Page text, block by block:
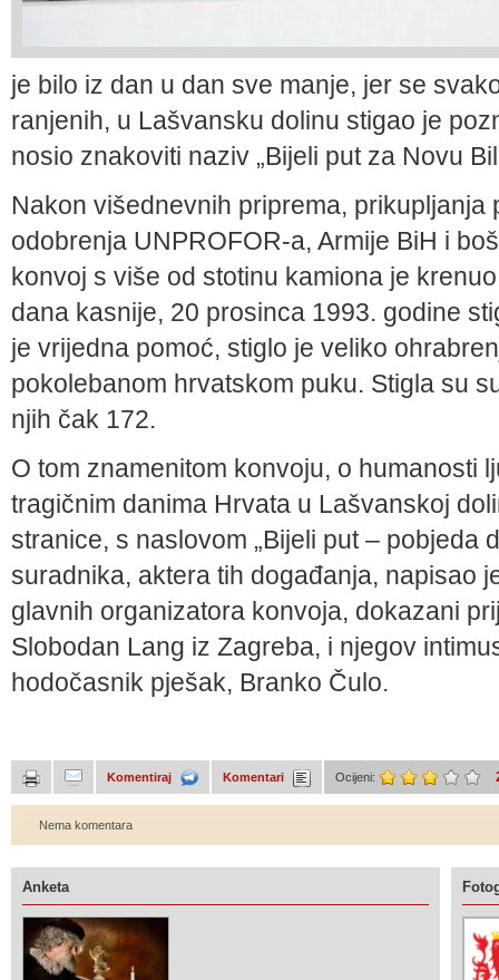
je bilo iz dan u dan sve manje, jer se
ranjenih, u Lašvansku dolinu stigao je
nosio znakoviti naziv „Bijeli put za Novu
Nakon višednevnih priprema, prikupljanja
odobrenja UNPROFOR-a, Armije BiH i
konvoj s više od stotinu kamiona je
dana kasnije, 20 prosinca 1993. godine
je vrijedna pomoć, stiglo je veliko
pokolebanom hrvatskom puku. Stigla su
njih čak 172.
O tom znamenitom konvoju, o humanosti
tragičnim danima Hrvata u Lašvanskoj
stranice, s naslovom „Bijeli put – pobjeda
suradnika, aktera tih događanja, napisao
glavnih organizatora konvoja, dokazani
Slobodan Lang iz Zagreba, i njegov
hodočasnik pješak, Branko Čulo.
Komentiraj Komentari Ocijeni:
Nema komentara
Anketa